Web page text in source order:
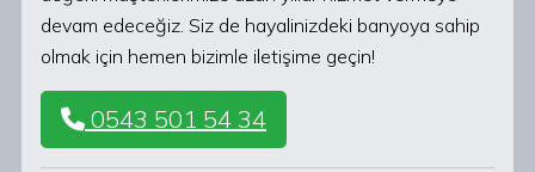
devam edeceğiz. Siz de hayalinizdeki banyoya sahip
olmak için hemen bizimle iletişime geçin!
0543 501 54 34